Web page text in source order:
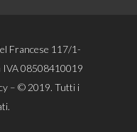
Francese 117/1-
IVA 08508410019
– © 2019. Tutti i